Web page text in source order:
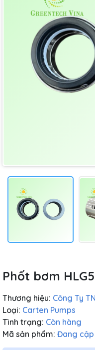
Phốt bơm
Thương hiệu: Công Ty
Loại: Carten Pumps
Tình trạng: Còn hàng
Mã sản phẩm: Đang